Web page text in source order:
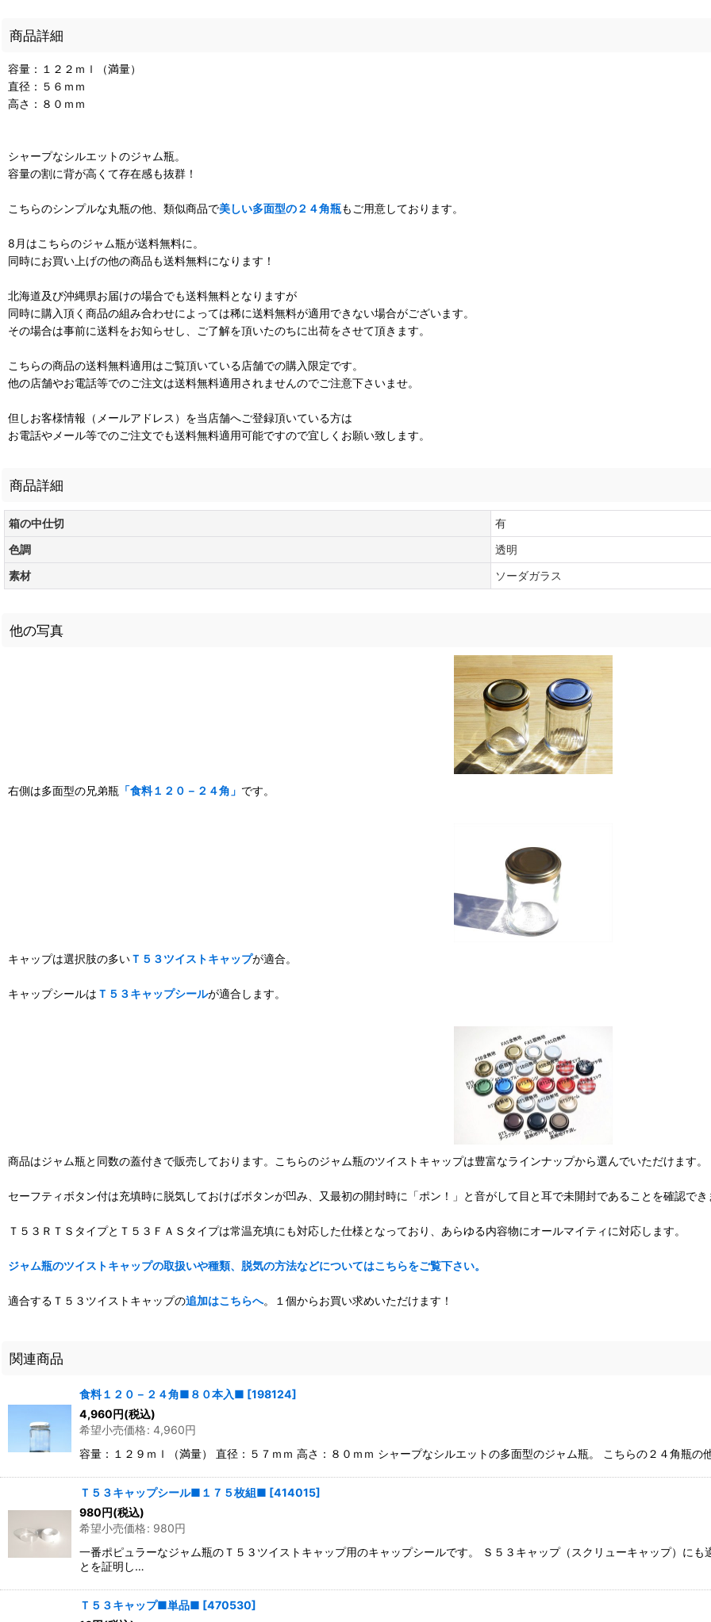
商品詳細
容量：１２２ｍｌ（満量）
直径：５６ｍｍ
高さ：８０ｍｍ
シャープなシルエットのジャム瓶。
容量の割に背が高くて存在感も抜群！
こちらのシンプルな丸瓶の他、類似商品で美しい多面型の２４角瓶もご用意しております。
8月はこちらのジャム瓶が送料無料に。
同時にお買い上げの他の商品も送料無料になります！
北海道及び沖縄県お届けの場合でも送料無料となりますが
同時に購入頂く商品の組み合わせによっては稀に送料無料が適用できない場合がございます。
その場合は事前に送料をお知らせし、ご了解を頂いたのちに出荷をさせて頂きます。
こちらの商品の送料無料適用はご覧頂いている店舗での購入限定です。
他の店舗やお電話等でのご注文は送料無料適用されませんのでご注意下さいませ。
但しお客様情報（メールアドレス）を当店舗へご登録頂いている方は
お電話やメール等でのご注文でも送料無料適用可能ですので宜しくお願い致します。
商品詳細
箱の中仕切
有
色調
透明
素材
ソーダガラス
他の写真
右側は多面型の兄弟瓶 「食料１２０－２４角」 です。
キャップは選択肢の多いＴ５３ツイストキャップが適合。
キャップシールは Ｔ５３キャップシールが適合します。
商品はジャム瓶と同数の蓋付きで販売しております。こちらのジャム瓶のツイストキャップは豊富なラインナップから選んでいただけます。
セーフティボタン付は充填時に脱気しておけばボタンが凹み、又最初の開封時に「ポン！」と音がして目と耳で未開封であることを確認でき
Ｔ５３ＲＴＳタイプとＴ５３ＦＡＳタイプは常温充填にも対応した仕様となっており、あらゆる内容物にオールマイティに対応します。
ジャム瓶のツイストキャップの取扱いや種類、脱気の方法などについてはこちらをご覧下さい。
適合するＴ５３ツイストキャップの追加はこちらへ。１個からお買い求めいただけます！
関連商品
食料１２０－２４角■８０本入■ [198124]
4,960円(税込)
希望小売価格: 4,960円
容量：１２９ｍｌ（満量） 直径：５７ｍｍ 高さ：８０ｍｍ シャープなシルエットの多面型のジャム瓶。 こちらの２４角瓶
Ｔ５３キャップシール■１７５枚組■ [414015]
980円(税込)
希望小売価格: 980円
一番ポピュラーなジャム瓶のＴ５３ツイストキャップ用のキャップシールです。 Ｓ５３キャップ（スクリューキャップ）に
とを証明し…
Ｔ５３キャップ■単品■ [470530]